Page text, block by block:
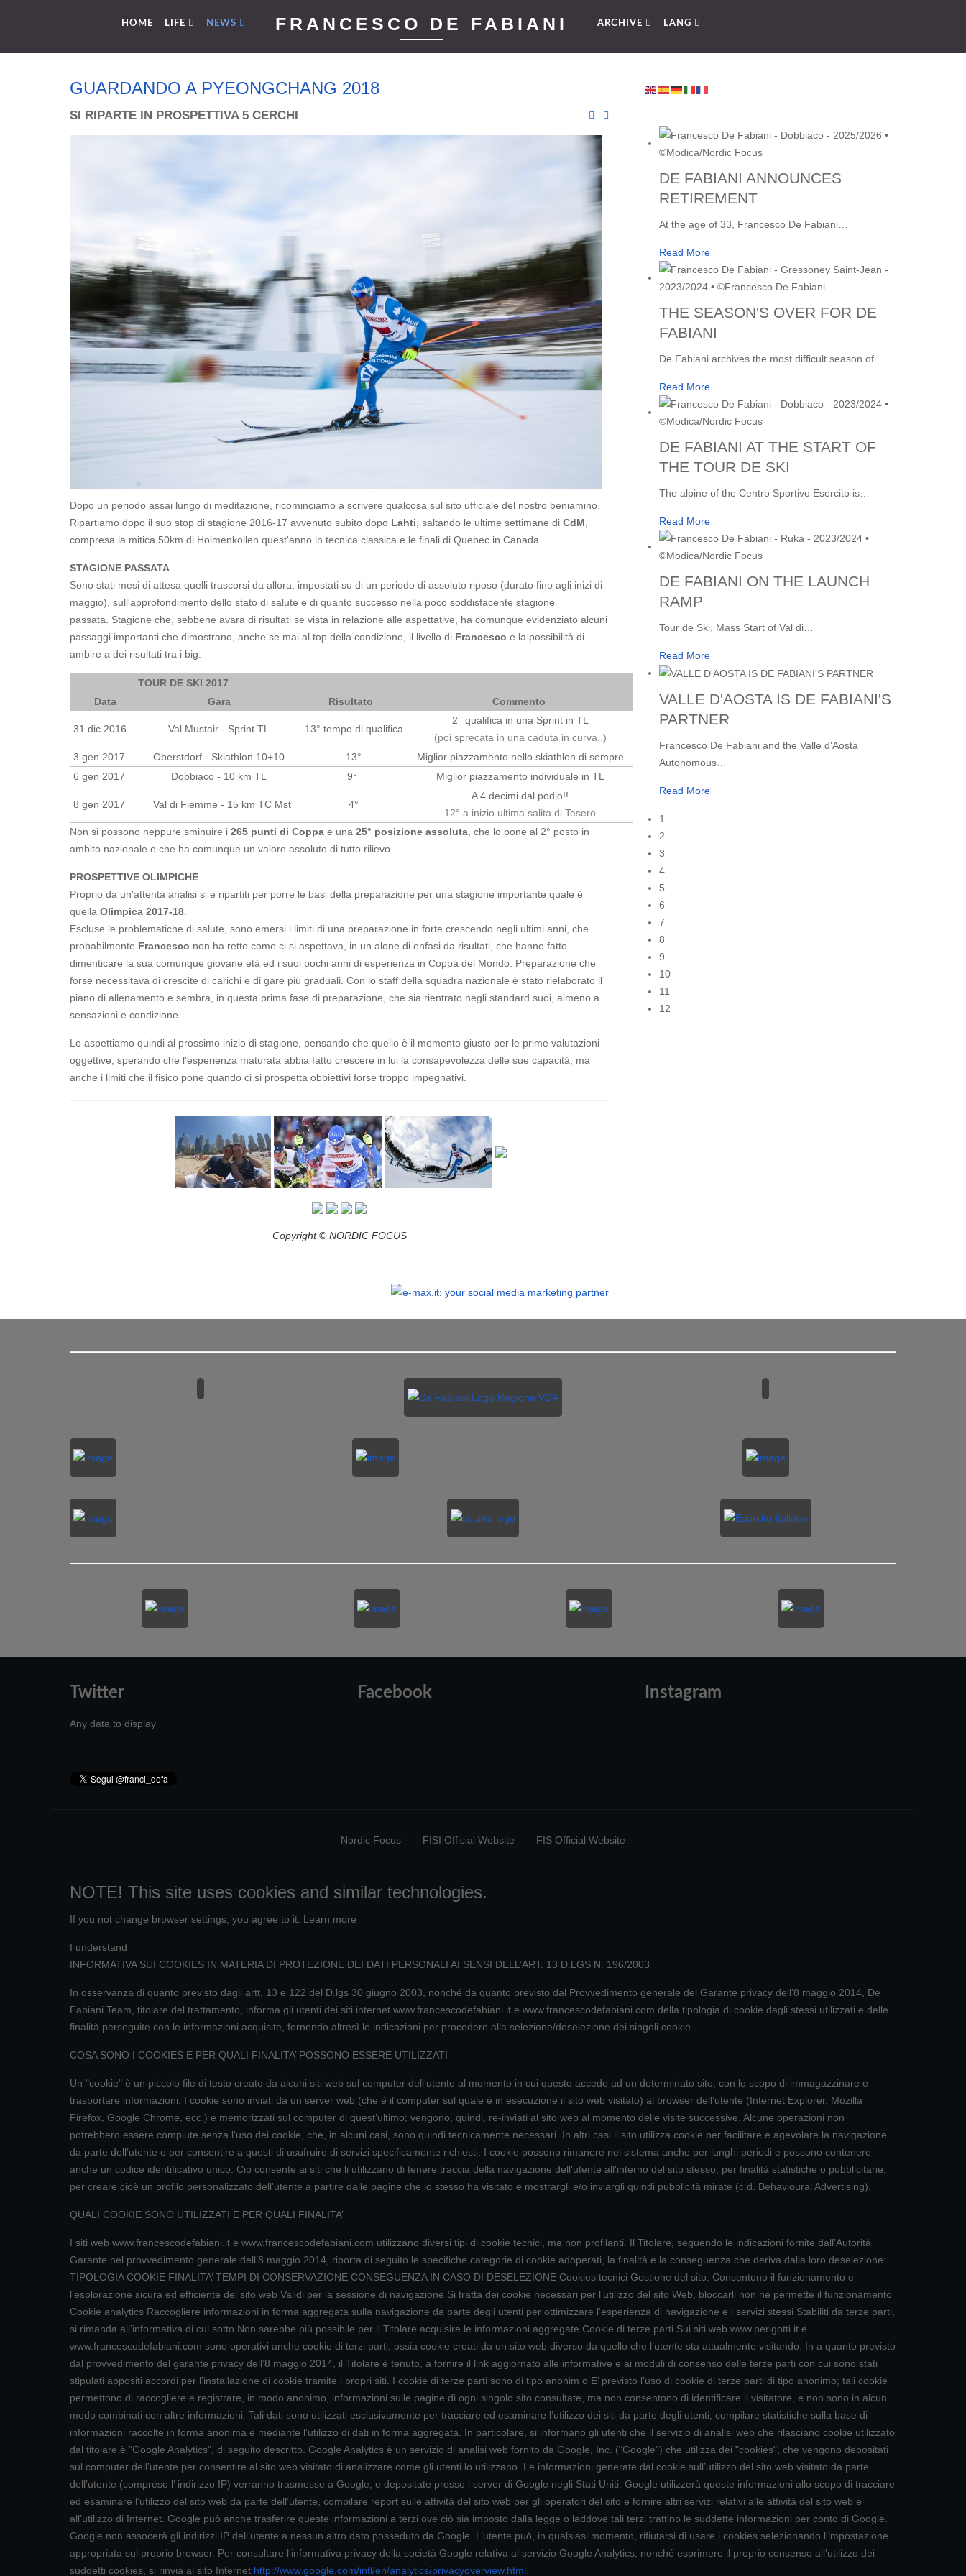
HOME LIFE NEWS FRANCESCO DE FABIANI ARCHIVE LANG
GUARDANDO A PYEONGCHANG 2018
SI RIPARTE IN PROSPETTIVA 5 CERCHI
Dopo un periodo assai lungo di meditazione, ricominciamo a scrivere qualcosa sul sito ufficiale del nostro beniamino.
Ripartiamo dopo il suo stop di stagione 2016-17 avvenuto subito dopo Lahti , saltando le ultime settimane di CdM
compresa la mitica 50km di Holmenkollen quest'anno in tecnica classica e le finali di Quebec in Canada.
STAGIONE PASSATA
Sono stati mesi di attesa quelli trascorsi da allora, impostati su di un periodo di assoluto riposo (durato fino agli inizi di
maggio), sull'approfondimento dello stato di salute e di quanto successo nella poco soddisfacente stagione
passata. Stagione che, sebbene avara di risultati se vista in relazione alle aspettative, ha comunque evidenziato alcuni
passaggi importanti che dimostrano, anche se mai al top della condizione, il livello di Francesco e la possibilità di
ambire a dei risultati tra i big.
TOUR DE SKI 2017
Data
Gara Risultato Commento
31 dic 2016 Val Mustair - Sprint TL 13° tempo di qualifica
2° qualifica in una Sprint in TL
(poi sprecata in una caduta in curva..)
3 gen 2017
Oberstdorf - Skiathlon 10+10 13°
Miglior piazzamento nello skiathlon di sempre
6 gen 2017
Dobbiaco - 10 km TL 9° Miglior piazzamento individuale in TL
8 gen 2017 Val di Fiemme - 15 km TC Mst 4°
A 4 decimi dal podio!!
12° a inizio ultima salita di Tesero
Non si possono neppure sminuire i 265 punti di Coppa e una 25° posizione assoluta , che lo pone al 2° posto in
ambito nazionale e che ha comunque un valore assoluto di tutto rilievo.
PROSPETTIVE OLIMPICHE
Proprio da un'attenta analisi si è ripartiti per porre le basi della preparazione per una stagione importante quale è
quella Olimpica 2017-18
Escluse le problematiche di salute, sono emersi i limiti di una preparazione in forte crescendo negli ultimi anni, che
probabilmente Francesco non ha retto come ci si aspettava, in un alone di enfasi da risultati, che hanno fatto
dimenticare la sua comunque giovane età ed i suoi pochi anni di esperienza in Coppa del Mondo. Preparazione che
forse necessitava di crescite di carichi e di gare più graduali. Con lo staff della squadra nazionale è stato rielaborato il
piano di allenamento e sembra, in questa prima fase di preparazione, che sia rientrato negli standard suoi, almeno a
sensazioni e condizione.
Lo aspettiamo quindi al prossimo inizio di stagione, pensando che quello è il momento giusto per le prime valutazioni
oggettive, sperando che l'esperienza maturata abbia fatto crescere in lui la consapevolezza delle sue capacità, ma
anche i limiti che il fisico pone quando ci si prospetta obbiettivi forse troppo impegnativi.
Copyright © NORDIC FOCUS
DE FABIANI ANNOUNCES
RETIREMENT
At the age of 33, Francesco De Fabiani
Read More
THE SEASON'S OVER FOR DE
FABIANI
De Fabiani archives the most difficult season of
Read More
DE FABIANI AT THE START OF
THE TOUR DE SKI
The alpine of the Centro Sportivo Esercito is
Read More
DE FABIANI ON THE LAUNCH
RAMP
Tour de Ski, Mass Start of Val di
Read More
VALLE D'AOSTA IS DE FABIANI'S
PARTNER
Francesco De Fabiani and the Valle d'Aosta
Autonomous…
Read More
1
2
3
4
5
6
7
8
9
10
11
12
Twitter
Any data to display
Facebook Instagram
Nordic Focus FISI Official Website FIS Official Website
NOTE! This site uses cookies and similar technologies.
If you not change browser settings, you agree to it. Learn more
I understand
INFORMATIVA SUI COOKIES IN MATERIA DI PROTEZIONE DEI DATI PERSONALI AI SENSI DELL’ART. 13 D.LGS N. 196/2003
In osservanza di quanto previsto dagli artt. 13 e 122 del D.lgs 30 giugno 2003, nonché da quanto previsto dal Provvedimento generale del Garante privacy dell’8 maggio 2014, De
Fabiani Team, titolare del trattamento, informa gli utenti dei siti internet www.francescodefabiani.it e www.francescodefabiani.com della tipologia di cookie dagli stessi utilizzati e delle
finalità perseguite con le informazioni acquisite, fornendo altresì le indicazioni per procedere alla selezione/deselezione dei singoli cookie.
COSA SONO I COOKIES E PER QUALI FINALITA’ POSSONO ESSERE UTILIZZATI
Un "cookie" è un piccolo file di testo creato da alcuni siti web sul computer dell’utente al momento in cui questo accede ad un determinato sito, con lo scopo di immagazzinare e
trasportare informazioni. I cookie sono inviati da un server web (che è il computer sul quale è in esecuzione il sito web visitato) al browser dell’utente (Internet Explorer, Mozilla
Firefox, Google Chrome, ecc.) e memorizzati sul computer di quest’ultimo; vengono, quindi, re-inviati al sito web al momento delle visite successive. Alcune operazioni non
potrebbero essere compiute senza l'uso dei cookie, che, in alcuni casi, sono quindi tecnicamente necessari. In altri casi il sito utilizza cookie per facilitare e agevolare la navigazione
da parte dell’utente o per consentire a questi di usufruire di servizi specificamente richiesti. I cookie possono rimanere nel sistema anche per lunghi periodi e possono contenere
anche un codice identificativo unico. Ciò consente ai siti che li utilizzano di tenere traccia della navigazione dell'utente all'interno del sito stesso, per finalità statistiche o pubblicitarie,
per creare cioè un profilo personalizzato dell'utente a partire dalle pagine che lo stesso ha visitato e mostrargli e/o inviargli quindi pubblicità mirate (c.d. Behavioural Advertising).
QUALI COOKIE SONO UTILIZZATI E PER QUALI FINALITA’
I siti web www.francescodefabiani.it e www.francescodefabiani.com utilizzano diversi tipi di cookie tecnici, ma non profilanti. Il Titolare, seguendo le indicazioni fornite dall’Autorità
Garante nel provvedimento generale dell’8 maggio 2014, riporta di seguito le specifiche categorie di cookie adoperati, la finalità e la conseguenza che deriva dalla loro deselezione:
TIPOLOGIA COOKIE FINALITA’ TEMPI DI CONSERVAZIONE CONSEGUENZA IN CASO DI DESELEZIONE Cookies tecnici Gestione del sito. Consentono il funzionamento e
l’esplorazione sicura ed efficiente del sito web Validi per la sessione di navigazione Si tratta dei cookie necessari per l’utilizzo del sito Web, bloccarli non ne permette il funzionamento
Cookie analytics Raccogliere informazioni in forma aggregata sulla navigazione da parte degli utenti per ottimizzare l'esperienza di navigazione e i servizi stessi Stabiliti da terze parti,
si rimanda all’informativa di cui sotto Non sarebbe più possibile per il Titolare acquisire le informazioni aggregate Cookie di terze parti Sui siti web www.perigotti.it e
www.francescodefabiani.com sono operativi anche cookie di terzi parti, ossia cookie creati da un sito web diverso da quello che l’utente sta attualmente visitando. In a quanto previsto
dal provvedimento del garante privacy dell’8 maggio 2014, il Titolare è tenuto, a fornire il link aggiornato alle informative e ai moduli di consenso delle terze parti con cui sono stati
stipulati appositi accordi per l’installazione di cookie tramite i propri siti. I cookie di terze parti sono di tipo anonim o E’ previsto l’uso di cookie di terze parti di tipo anonimo; tali cookie
permettono di raccogliere e registrare, in modo anonimo, informazioni sulle pagine di ogni singolo sito consultate, ma non consentono di identificare il visitatore, e non sono in alcun
modo combinati con altre informazioni. Tali dati sono utilizzati esclusivamente per tracciare ed esaminare l’utilizzo dei siti da parte degli utenti, compilare statistiche sulla base di
informazioni raccolte in forma anonima e mediante l’utilizzo di dati in forma aggregata. In particolare, si informano gli utenti che il servizio di analisi web che rilasciano cookie utilizzato
dal titolare è "Google Analytics", di seguito descritto. Google Analytics è un servizio di analisi web fornito da Google, Inc. ("Google") che utilizza dei "cookies", che vengono depositati
sul computer dell’utente per consentire al sito web visitato di analizzare come gli utenti lo utilizzano. Le informazioni generate dal cookie sull’utilizzo del sito web visitato da parte
dell’utente (compreso l’ indirizzo IP) verranno trasmesse a Google, e depositate presso i server di Google negli Stati Uniti. Google utilizzerà queste informazioni allo scopo di tracciare
ed esaminare l’utilizzo del sito web da parte dell’utente, compilare report sulle attività del sito web per gli operatori del sito e fornire altri servizi relativi alle attività del sito web e
all’utilizzo di Internet. Google può anche trasferire queste informazioni a terzi ove ciò sia imposto dalla legge o laddove tali terzi trattino le suddette informazioni per conto di Google.
Google non assocerà gli indirizzi IP dell’utente a nessun altro dato posseduto da Google. L’utente può, in qualsiasi momento, rifiutarsi di usare i cookies selezionando l’impostazione
appropriata sul proprio browser. Per consultare l'informativa privacy della società Google relativa al servizio Google Analytics, nonché esprimere il proprio consenso all’utilizzo dei
suddetti cookies, si rinvia al sito Internet http://www.google.com/intl/en/analytics/privacyoverview.html